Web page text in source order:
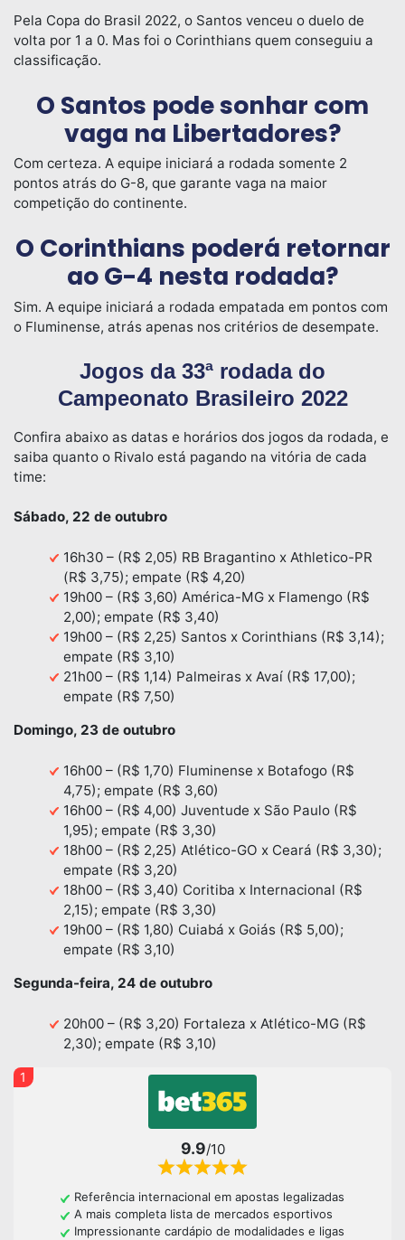
Pela Copa do Brasil 2022, o Santos venceu o duelo de
volta por 1 a 0. Mas foi o Corinthians quem conseguiu a
classificação.
O Santos pode sonhar com
vaga na Libertadores?
Com certeza. A equipe iniciará a rodada somente 2
pontos atrás do G-8, que garante vaga na maior
competição do continente.
O Corinthians poderá retornar
ao G-4 nesta rodada?
Sim. A equipe iniciará a rodada empatada em pontos com
o Fluminense, atrás apenas nos critérios de desempate.
Jogos da 33ª rodada do
Campeonato Brasileiro 2022
Confira abaixo as datas e horários dos jogos da rodada, e
saiba quanto o Rivalo está pagando na vitória de cada
time:
Sábado, 22 de outubro
16h30 – (R$ 2,05) RB Bragantino x Athletico-PR
(R$ 3,75); empate (R$ 4,20)
19h00 – (R$ 3,60) América-MG x Flamengo (R$
2,00); empate (R$ 3,40)
19h00 – (R$ 2,25) Santos x Corinthians (R$ 3,14);
empate (R$ 3,10)
21h00 – (R$ 1,14) Palmeiras x Avaí (R$ 17,00);
empate (R$ 7,50)
Domingo, 23 de outubro
16h00 – (R$ 1,70) Fluminense x Botafogo (R$
4,75); empate (R$ 3,60)
16h00 – (R$ 4,00) Juventude x São Paulo (R$
1,95); empate (R$ 3,30)
18h00 – (R$ 2,25) Atlético-GO x Ceará (R$ 3,30);
empate (R$ 3,20)
18h00 – (R$ 3,40) Coritiba x Internacional (R$
2,15); empate (R$ 3,30)
19h00 – (R$ 1,80) Cuiabá x Goiás (R$ 5,00);
empate (R$ 3,10)
Segunda-feira, 24 de outubro
20h00 – (R$ 3,20) Fortaleza x Atlético-MG (R$
2,30); empate (R$ 3,10)
1
9.9/10
Referência internacional em apostas legalizadas
A mais completa lista de mercados esportivos
Impressionante cardápio de modalidades e ligas